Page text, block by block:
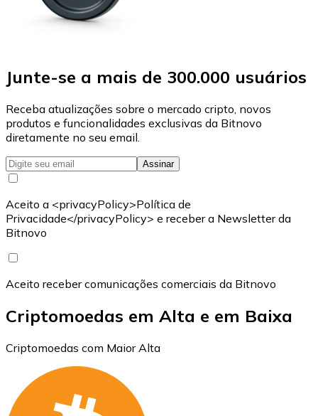
Junte-se a mais de 300.000 usuários
Receba atualizações sobre o mercado cripto, novos
produtos e funcionalidades exclusivas da Bitnovo
diretamente no seu email.
Assinar
Aceito a <privacyPolicy>Política de
Privacidade</privacyPolicy> e receber a Newsletter da
Bitnovo
Aceito receber comunicações comerciais da Bitnovo
Criptomoedas em Alta e em Baixa
Criptomoedas com Maior Alta